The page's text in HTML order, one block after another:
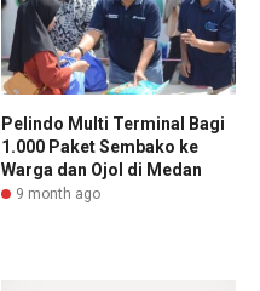
Pelindo Multi Terminal Bagi
1.000 Paket Sembako ke
Warga dan Ojol di Medan
9 month ago